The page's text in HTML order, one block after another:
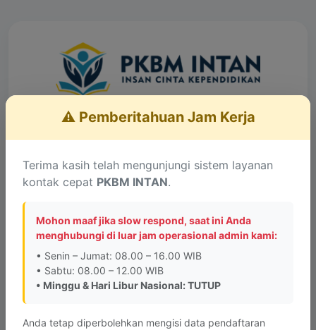
Layanan Konsultasi
kantor cabang di kota lain. Alamat kantor PKBM
INTAN hanya berada di
Jalan Pesona Raya, Perum
Graha Pesona Blok A No. 6, Bandung
Saya menghubungi sebagai: *
⚠️ Pemberitahuan Jam Kerja
Terima kasih telah mengunjungi sistem layanan
kontak cepat PKBM INTAN.
Mohon maaf jika slow respond, saat ini Anda
menghubungi di luar jam operasional admin kami:
• Senin – Jumat: 08.00 – 16.00 WIB
• Sabtu: 08.00 – 12.00 WIB
• Minggu & Hari Libur Nasional: TUTUP
Anda tetap diperbolehkan mengisi data pendaftaran